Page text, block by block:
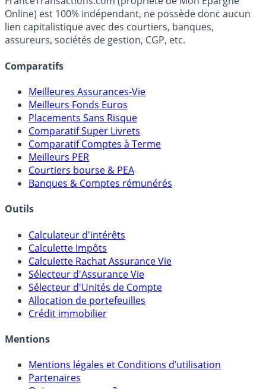
fiscalité et les opportunités de placement.
FranceTransactions.com (propriété de Mon Epargne
Online) est 100% indépendant, ne possède donc aucun
lien capitalistique avec des courtiers, banques,
Meilleures Assurances-Vie
Meilleurs Fonds Euros
Placements Sans Risque
Comparatif Super Livrets
Comparatif Comptes à Terme
Meilleurs PER
Courtiers bourse & PEA
Calculateur d'intérêts
Calculette Impôts
Calculette Rachat Assurance Vie
Sélecteur d'Assurance Vie
Sélecteur d'Unités de Compte
Allocation de portefeuilles
Mentions légales et Conditions d’utilisation